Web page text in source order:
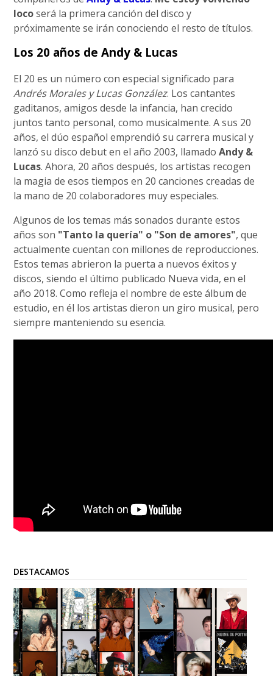
locoserá la primera canción del disco y
próximamente se irán conociendo el resto de títulos.
Los 20 años de Andy & Lucas
El 20 es un número con especial significado para
Andrés Morales y Lucas González. Los cantantes
gaditanos, amigos desde la infancia, han crecido
juntos tanto personal, como musicalmente. A sus 20
años, el dúo español emprendió su carrera musical y
lanzó su disco debut en el año 2003, llamadoAndy &
Lucas. Ahora, 20 años después, los artistas recogen
la magia de esos tiempos en 20 canciones creadas de
la mano de 20 colaboradores muy especiales.
Algunos de los temas más sonados durante estos
años son "Tanto la quería" o "Son de amores", que
actualmente cuentan con millones de reproducciones.
Estos temas abrieron la puerta a nuevos éxitos y
discos, siendo el último publicado Nueva vida, en el
año 2018. Como refleja el nombre de este álbum de
estudio, en él los artistas dieron un giro musical, pero
siempre manteniendo su esencia.
DESTACAMOS